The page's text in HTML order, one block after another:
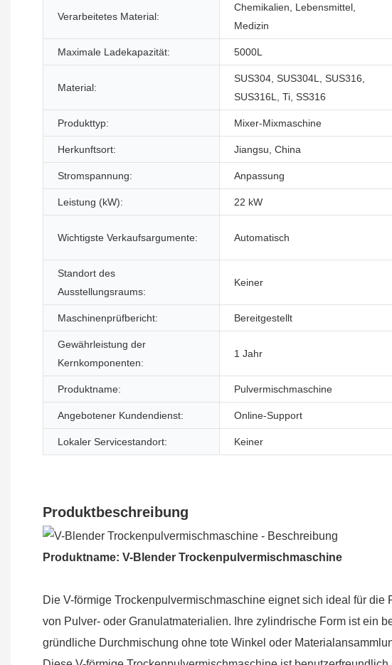
Verarbeitetes Material:
Chemikalien, Lebensmittel,
Medizin
Maximale Ladekapazität: 5000L
Material:
SUS304, SUS304L, SUS316,
SUS316L, Ti, SS316
Produkttyp: Mixer-Mixmaschine
Herkunftsort: Jiangsu, China
Stromspannung: Anpassung
Leistung (kW): 22 kW
Wichtigste Verkaufsargumente: Automatisch
Standort des
Ausstellungsraums:
Keiner
Maschinenprüfbericht: Bereitgestellt
Gewährleistung der
Kernkomponenten:
1 Jahr
Produktname: Pulvermischmaschine
Angebotener Kundendienst: Online-Support
Lokaler Servicestandort: Keiner
Produktbeschreibung
Produktname: V-Blender Trockenpulvermischmaschine
Die V-förmige Trockenpulvermischmaschine eignet sich ideal für
von Pulver- oder Granulatmaterialien. Ihre zylindrische Form ist ein
gründliche Durchmischung ohne tote Winkel oder